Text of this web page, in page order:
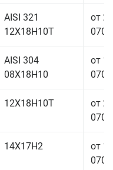
AISI 321
12Х18Н10Т
от
AISI 304
08Х18Н10
от
12Х18Н10Т
от
14Х17Н2
от